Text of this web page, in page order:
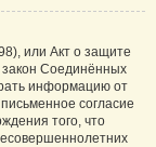
или Акт о защите
закон Соединённых
информацию от
согласие
того, что